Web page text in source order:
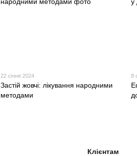
22 січня 2024
Застій жовчі: лікування народними
методами
8
Клієнтам